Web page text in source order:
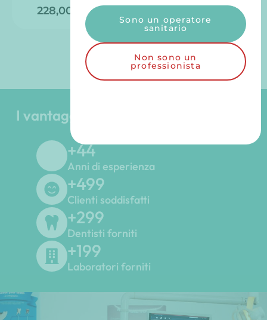
228,00 TTC
I vantaggi del Gruppo Odontoiatrico
+45
Anni di esperienza
+500
Clienti soddisfatti
+300
Dentisti forniti
+200
Laboratori forniti
Sono un operatore
sanitario
Non sono un
professionista